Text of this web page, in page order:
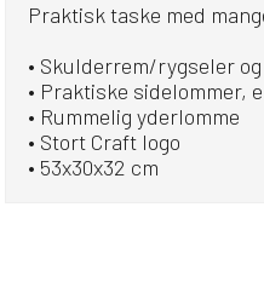
Praktisk taske med
• Skulderrem/rygseler
• Praktiske sidelommer,
• Rummelig yderlomme
• Stort Craft logo
• 53x30x32 cm